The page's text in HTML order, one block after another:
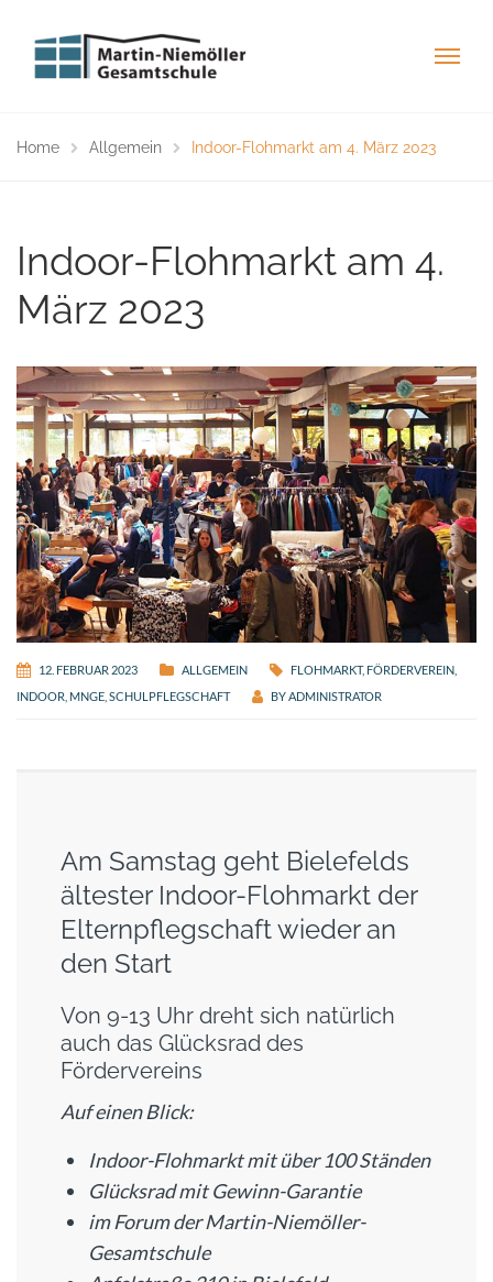
Home Allgemein Indoor-Flohmarkt am 4. März 2023
Indoor-Flohmarkt am 4.
März 2023
12. FEBRUAR 2023 ALLGEMEIN FLOHMARKT, FÖRDERVEREIN
INDOOR MNGE SCHULPFLEGSCHAFT BYADMINISTRATOR
Am Samstag geht Bielefelds
ältester Indoor-Flohmarkt der
Elternpflegschaft wieder an
den Start
Von 9-13 Uhr dreht sich natürlich
auch das Glücksrad des
Fördervereins
Auf einen Blick:
Indoor-Flohmarkt mit über 100 Ständen
Glücksrad mit Gewinn-Garantie
im Forum der Martin-Niemöller-
Gesamtschule